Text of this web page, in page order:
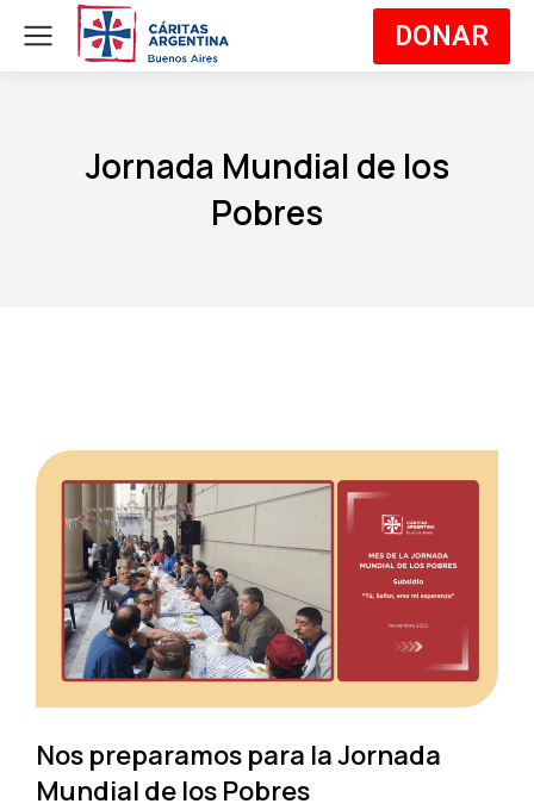
DONAR
Jornada Mundial de los
Pobres
Nos preparamos para la Jornada
Mundial de los Pobres